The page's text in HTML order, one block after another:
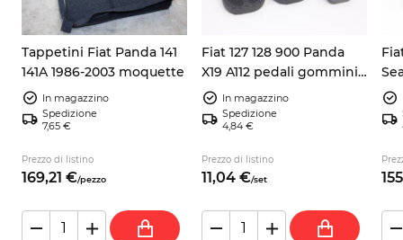
Tappetini Fiat Panda 141
141A 1986-2003 moquette
In magazzino
Spedizione
7,65 €
Prezzo di listino
169,21 €/pezzo
Fiat 127 128 900 Panda
X19 A112 pedali gommini
3x In magazzino
Spedizione
4,84 €
Prezzo di listino
11,04 €/set